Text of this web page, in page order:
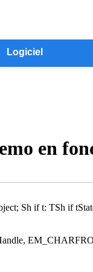
Logiciel
en
Sh if t: TSh if